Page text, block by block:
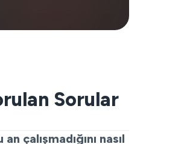
Sorular
çalışmadığını nasıl